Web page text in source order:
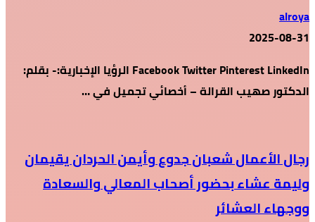
alroya
2025-08-31
Facebook Twitter Pinterest LinkedIn الرؤيا الإخبارية:- بقلم:
الدكتور صهيب القرالة – أخصائي تجميل في …
رجال الأعمال شعبان جدوع وأيمن الحردان يقيمان
وليمة عشاء بحضور أصحاب المعالي والسعادة
ووجهاء العشائر